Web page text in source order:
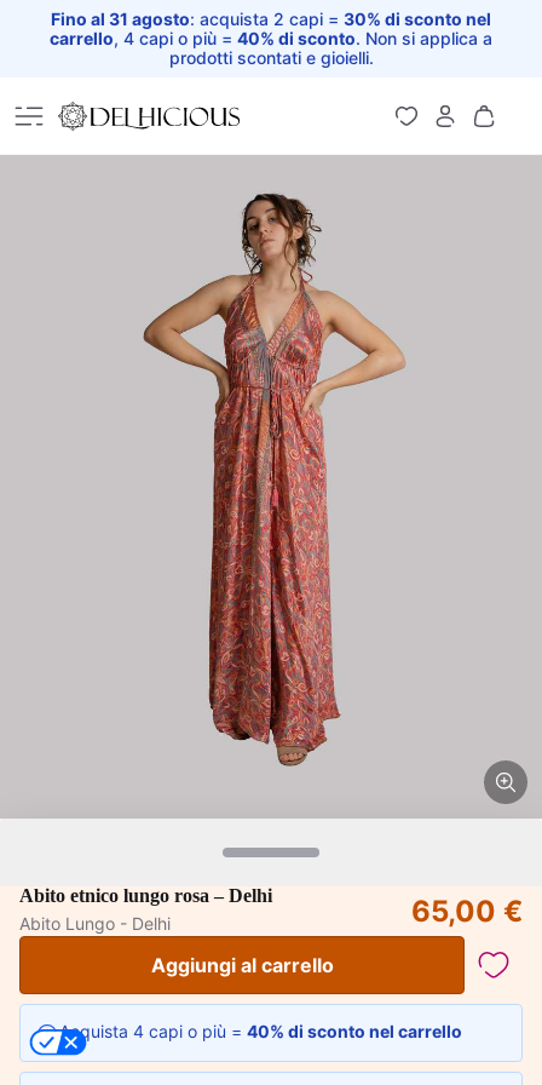
Fino al 31 agosto: acquista 2 capi = 30% di sconto nel
carrello, 4 capi o più = 40% di sconto. Non si applica a
prodotti scontati e gioielli.
Home
Abito etnico lungo rosa – Delhi
Abito Lungo - Delhi
65,00 €
Aggiungi al carrello
Acquista 4 capi o più = 40% di sconto nel carrello